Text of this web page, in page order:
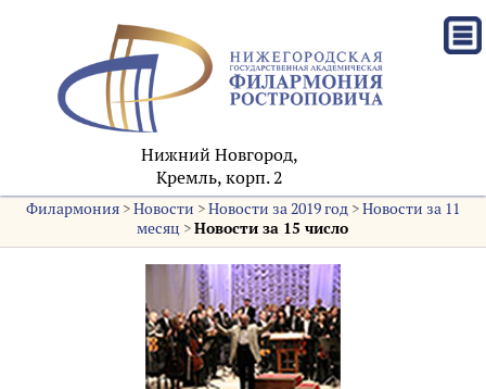
Нижний Новгород,
Кремль, корп. 2
Филармония>Новости >Новости за 2019 год>Новости за 11
месяц >Новости за 15 число